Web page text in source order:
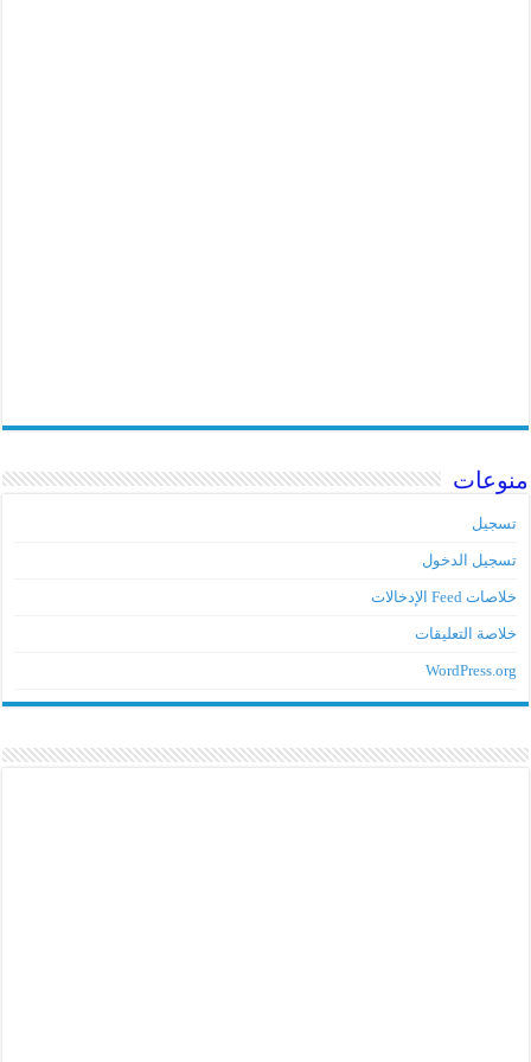
منوعات
تسجيل
تسجيل الدخول
خلاصات Feed الإدخالات
خلاصة التعليقات
WordPress.org